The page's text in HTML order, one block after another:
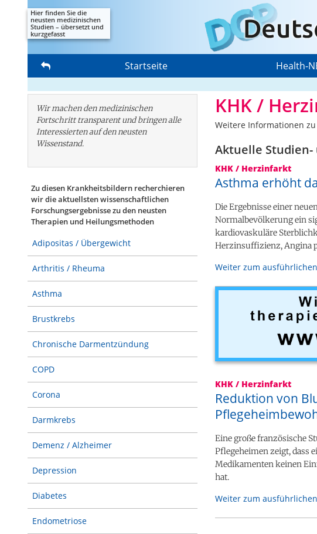
Hier finden Sie die
neusten medizinischen
Studien – übersetzt und
kurzgefasst
Startseite Health-
Wir machen den medizinischen
Fortschritt transparent und bringen alle
Interessierten auf den neusten
Wissenstand.
Zu diesen Krankheitsbildern recherchieren
wir die aktuellsten wissenschaftlichen
Forschungs­ergebnisse zu den neusten
Therapien und Heilungsmethoden
Adipositas / Übergewicht
Arthritis / Rheuma
Asthma
Brustkrebs
Chronische Darmentzündung
COPD
Corona
Darmkrebs
Demenz / Alzheimer
Depression
Diabetes
Endometriose
KHK /
Weitere Informationen
Aktuelle Studien-
KHK / Herzinfarkt
Asthma erhöht
Die Ergebnisse einer
Normalbevölkerung ein
kardiovaskuläre
Herzinsuffizienz, Angina
Weiter zum
KHK / Herzinfarkt
Reduktion von
Eine große französische
Pflegeheimen zeigt, dass
Medikamenten keinen
hat.
Weiter zum